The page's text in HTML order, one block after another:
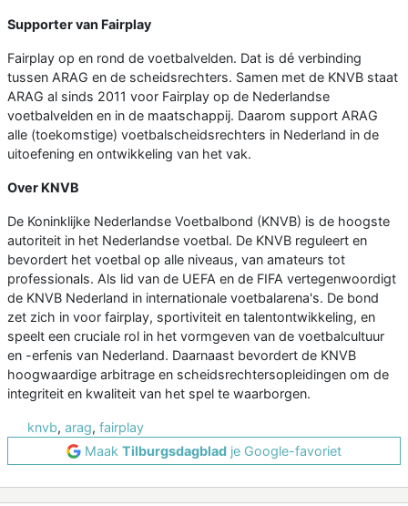
Supporter van Fairplay
Fairplay op en rond de voetbalvelden. Dat is dé verbinding
tussen ARAG en de scheidsrechters. Samen met de KNVB staat
ARAG al sinds 2011 voor Fairplay op de Nederlandse
voetbalvelden en in de maatschappij. Daarom support ARAG
alle (toekomstige) voetbalscheidsrechters in Nederland in de
uitoefening en ontwikkeling van het vak.
Over KNVB
De Koninklijke Nederlandse Voetbalbond (KNVB) is de hoogste
autoriteit in het Nederlandse voetbal. De KNVB reguleert en
bevordert het voetbal op alle niveaus, van amateurs tot
professionals. Als lid van de UEFA en de FIFA vertegenwoordigt
de KNVB Nederland in internationale voetbalarena's. De bond
zet zich in voor fairplay, sportiviteit en talentontwikkeling, en
speelt een cruciale rol in het vormgeven van de voetbalcultuur
en -erfenis van Nederland. Daarnaast bevordert de KNVB
hoogwaardige arbitrage en scheidsrechtersopleidingen om de
integriteit en kwaliteit van het spel te waarborgen.
knvb, arag, fairplay
Maak Tilburgsdagblad je Google-favoriet